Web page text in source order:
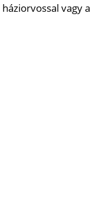
vagy a